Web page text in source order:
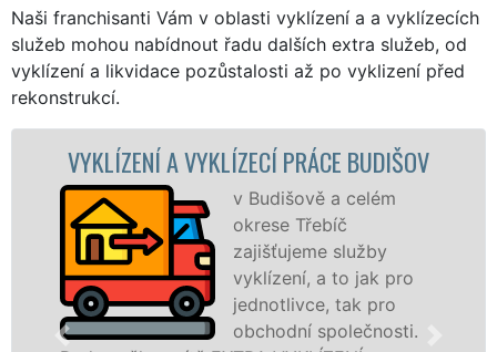
Naši franchisanti Vám v oblasti vyklízení a a vyklízecích
služeb mohou nabídnout řadu dalších extra služeb, od
vyklízení a likvidace pozůstalosti až po vyklizení před
rekonstrukcí.
PRÁCE BUDIŠOV
v Budišově a celém
okrese Třebíč
zajišťujeme služby
vyklízení, a to jak pro
jednotlivce, tak pro
obchodní společnosti.
VYKLÍZECÍ